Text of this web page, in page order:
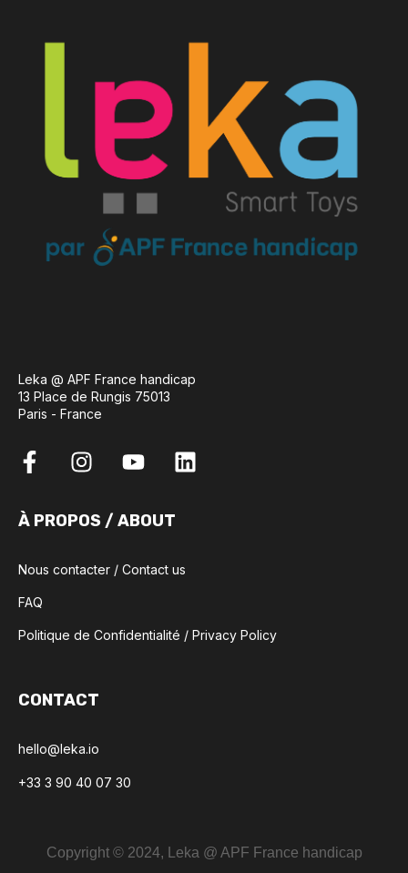
Leka @ APF France handicap
13 Place de Rungis 75013
Paris - France
À PROPOS / ABOUT
Nous contacter / Contact us
FAQ
Politique de Confidentialité / Privacy Policy
CONTACT
hello@leka.io
+33 3 90 40 07 30
Copyright © 2024, Leka @ APF France handicap